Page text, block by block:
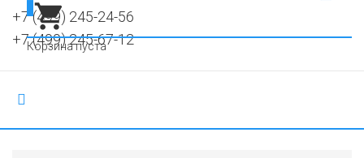
+7 (499) 245-24-56
+7 (499) 245-67-12
Корзина пуста